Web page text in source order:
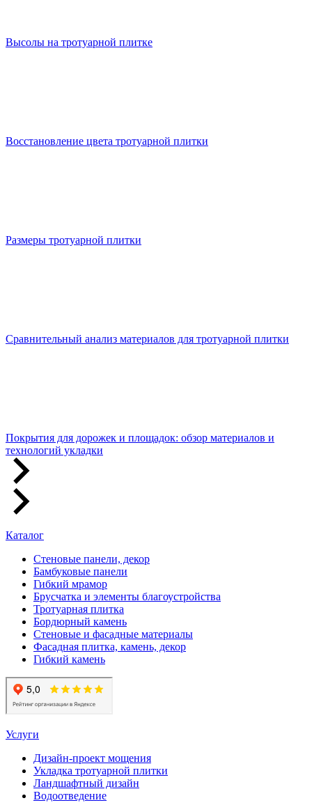
Высолы на тротуарной плитке
Восстановление цвета тротуарной плитки
Размеры тротуарной плитки
Сравнительный анализ материалов для тротуарной плитки
Покрытия для дорожек и площадок: обзор материалов и
технологий укладки
Каталог
Стеновые панели, декор
Бамбуковые панели
Гибкий мрамор
Брусчатка и элементы благоустройства
Тротуарная плитка
Бордюрный камень
Стеновые и фасадные материалы
Фасадная плитка, камень, декор
Гибкий камень
Услуги
Дизайн-проект мощения
Укладка тротуарной плитки
Ландшафтный дизайн
Водоотведение